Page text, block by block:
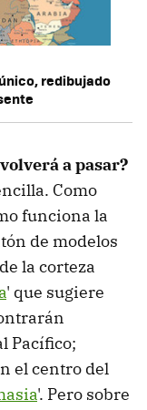
redibujado
a pasar?
Como
funciona la
de modelos
la corteza
' que sugiere
Pacífico;
el centro del
'. Pero sobre